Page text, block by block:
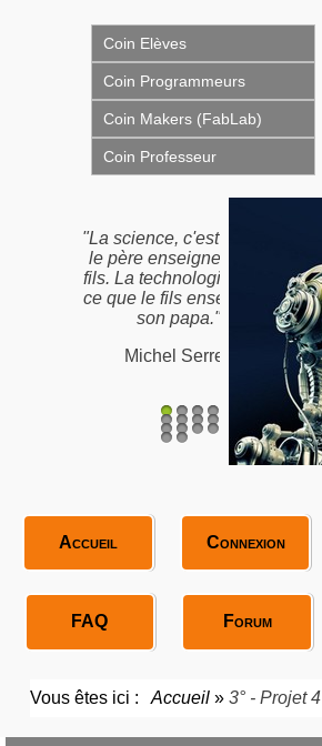
Coin Elèves
Coin Programmeurs
Coin Makers (FabLab)
Coin Professeur
"Nous n'héritons pas de
la terre de nos ancêtres,
nous l'empruntons à nos
enfants"
Antoine de St-Exupéry
1 2 3 4
6 7 8 9 10
1112 15
Accueil Connexion
FAQ Forum
Vous êtes ici : Accueil » 3° - Projet 4